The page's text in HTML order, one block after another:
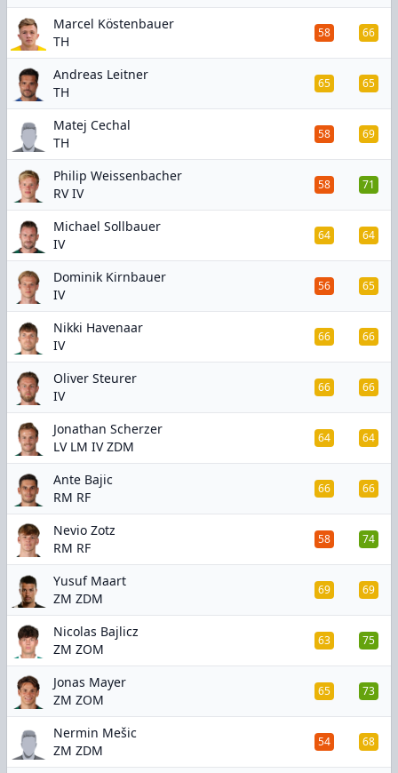
Marcel Köstenbauer
TH
58 66
Andreas Leitner
TH
65 65
Matej Cechal
TH
58 69
Philip Weissenbacher
RV IV
58 71
Michael Sollbauer
IV
64 64
Dominik Kirnbauer
IV
56 65
Nikki Havenaar
IV
66 66
Oliver Steurer
IV
66 66
Jonathan Scherzer
LV LM IV ZDM
64 64
Ante Bajic
RM RF
66 66
Nevio Zotz
RM RF
58 74
Yusuf Maart
ZM ZDM
69 69
Nicolas Bajlicz
ZM ZOM
63 75
Jonas Mayer
ZM ZOM
65 73
Nermin Mešic
ZM ZDM
54 68